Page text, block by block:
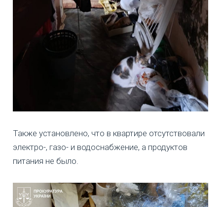
Также установлено, что в квартире отсутствовали
электро-, газо- и водоснабжение, а продуктов
питания не было.